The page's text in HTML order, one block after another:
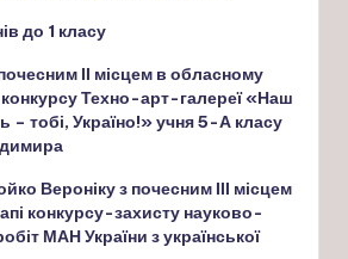
до 1 класу
ІІ місцем в обласному
конкурсу Техно-арт-галереї «Наш
– тобі, Україно!» учня 5-А класу
Вероніку з почесним ІІІ місцем
конкурсу-захисту науково-
МАН України з української